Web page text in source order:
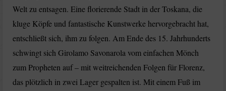
Welt zu entsagen. Eine florierende Stadt in der Toskana, die
kluge Köpfe und fantastische Kunstwerke hervorgebracht hat,
entschließt sich, ihm zu folgen. Am Ende des 15. Jahrhunderts
schwingt sich Girolamo Savonarola vom einfachen Mönch
zum Propheten auf – mit weitreichenden Folgen für Florenz,
das plötzlich in zwei Lager gespalten ist. Mit einem Fuß im